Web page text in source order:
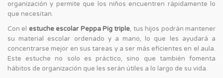
organización y permite que los niños encuentren rápidamente lo
que necesitan.
Con el estuche escolar Peppa Pig triple, tus hijos podrán mantener
su material escolar ordenado y a mano, lo que les ayudará a
concentrarse mejor en sus tareas y a ser más eficientes en el aula.
Este estuche no solo es práctico, sino que también fomenta
hábitos de organización que les serán útiles a lo largo de su vida.